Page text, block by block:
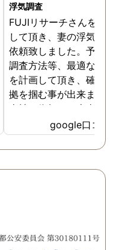
浮気調査
FUJIリサーチさんをご紹
して頂き、妻の浮気調査
依頼致しました。予算か
調査方法等、最適なやり
を計画して頂き、確実な
拠を掴む事が出来ました
当社に依頼して本当に良
ったと実感しております
依頼中にはいろいろな相
も聞いて頂き、救われる
謝しております。 私と
何かありましたらご相談
google口コミ